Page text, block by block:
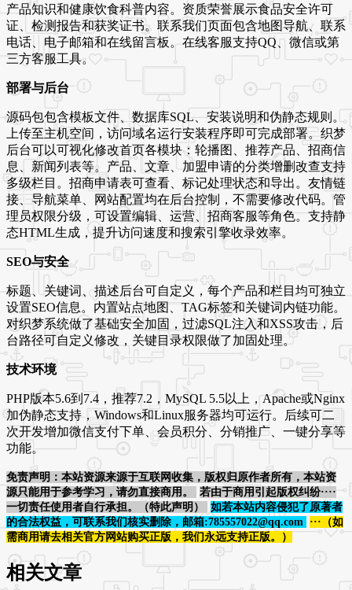
产品知识和健康饮食科普内容。资质荣誉展示食品安全许可
证、检测报告和获奖证书。联系我们页面包含地图导航、联系
电话、电子邮箱和在线留言板。在线客服支持QQ、微信或第
三方客服工具。
部署与后台
源码包包含模板文件、数据库SQL、安装说明和伪静态规则。
上传至主机空间，访问域名运行安装程序即可完成部署。织梦
后台可以可视化修改首页各模块：轮播图、推荐产品、招商信
息、新闻列表等。产品、文章、加盟申请的分类增删改查支持
多级栏目。招商申请表可查看、标记处理状态和导出。友情链
接、导航菜单、网站配置均在后台控制，不需要修改代码。管
理员权限分级，可设置编辑、运营、招商客服等角色。支持静
态HTML生成，提升访问速度和搜索引擎收录效率。
SEO与安全
标题、关键词、描述后台可自定义，每个产品和栏目均可独立
设置SEO信息。内置站点地图、TAG标签和关键词内链功能。
对织梦系统做了基础安全加固，过滤SQL注入和XSS攻击，后
台路径可自定义修改，关键目录权限做了加固处理。
技术环境
PHP版本5.6到7.4，推荐7.2，MySQL 5.5以上，Apache或Nginx
加伪静态支持，Windows和Linux服务器均可运行。后续可二
次开发增加微信支付下单、会员积分、分销推广、一键分享等
功能。
免责声明：本站资源来源于互联网收集，版权归原作者所有，本站资
源只能用于参考学习，请勿直接商用。
若由于商用引起版权纠纷····
一切责任使用者自行承担。（特此声明）
如若本站内容侵犯了原著者
的合法权益，可联系我们核实删除，邮箱:785557022@qq.com
···（如
需商用请去相关官方网站购买正版，我们永远支持正版。）
相关文章